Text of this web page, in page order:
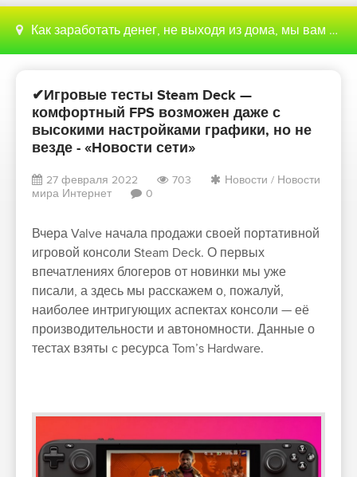
Как заработать денег, не выходя из дома, мы вам поможем с этим разобраться
✔Игровые тесты Steam Deck —
комфортный FPS возможен даже с
высокими настройками графики, но не
везде - «Новости сети»
27 февраля 2022 703 Новости / Новости
мира Интернет
0
Вчера Valve начала продажи своей портативной
игровой консоли Steam Deck. О первых
впечатлениях блогеров от новинки мы уже
писали, а здесь мы расскажем о, пожалуй,
наиболее интригующих аспектах консоли — её
производительности и автономности. Данные о
тестах взяты c ресурса Tom’s Hardware.